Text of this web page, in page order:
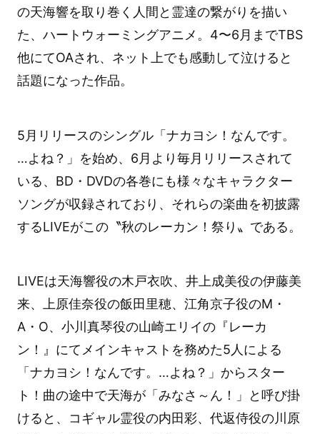
の天海響を取り巻く人間と霊達の繋がりを描い
た、ハートウォーミングアニメ。4〜6月までTBS
他にてOAされ、ネット上でも感動して泣けると
話題になった作品。
5月リリースのシングル「ナカヨシ！なんです。
…よね？」を始め、6月より毎月リリースされて
いる、BD・DVDの各巻にも様々なキャラクター
ソングが収録されており、それらの楽曲を初披露
するLIVEがこの〝秋のレーカン！祭り〟である。
LIVEは天海響役の木戸衣吹、井上成美役の伊藤美
来、上原佳奈役の飯田里穂、江角京子役のM・
A・O、小川真琴役の山崎エリイの『レーカ
ン！』にてメインキャストを務めた5人による
「ナカヨシ！なんです。…よね？」からスター
ト！曲の途中で天海が「みなさ～ん！」と呼び掛
けると、コギャル霊役の内田彩、代返侍役の川原